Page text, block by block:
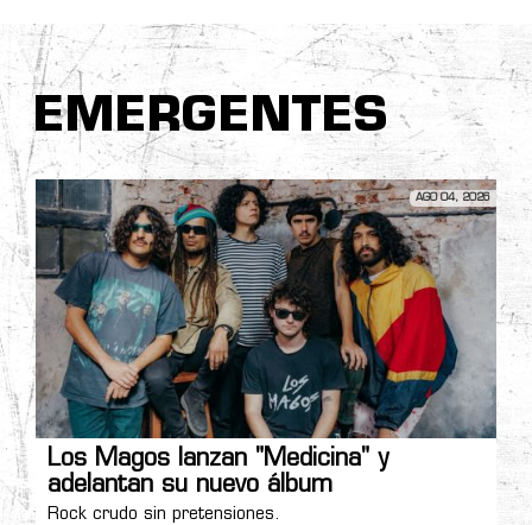
EMERGENTES
AGO 04, 2026
Los Magos lanzan "Medicina" y
adelantan su nuevo álbum
Rock crudo sin pretensiones.